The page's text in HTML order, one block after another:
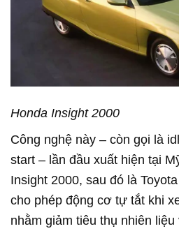
Honda Insight 2000
Công nghệ này – còn gọi là
start – lần đầu xuất hiện tại
Insight 2000, sau đó là
cho phép động cơ tự tắt khi
nhằm giảm tiêu thụ nhiên